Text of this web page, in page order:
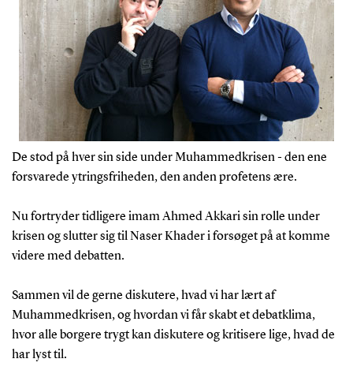
De stod på hver sin side under Muhammedkrisen - den ene
forsvarede ytringsfriheden, den anden profetens ære.
Nu fortryder tidligere imam Ahmed Akkari sin rolle under
krisen og slutter sig til Naser Khader i forsøget på at komme
videre med debatten.
Sammen vil de gerne diskutere, hvad vi har lært af
Muhammedkrisen, og hvordan vi får skabt et debatklima,
hvor alle borgere trygt kan diskutere og kritisere lige, hvad de
har lyst til.